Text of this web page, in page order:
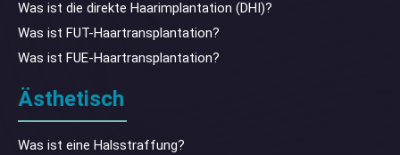
Was ist die direkte Haarimplantation (DHI)?
Was ist FUT-Haartransplantation?
Was ist FUE-Haartransplantation?
Ästhetisch
Was ist eine Halsstraffung?